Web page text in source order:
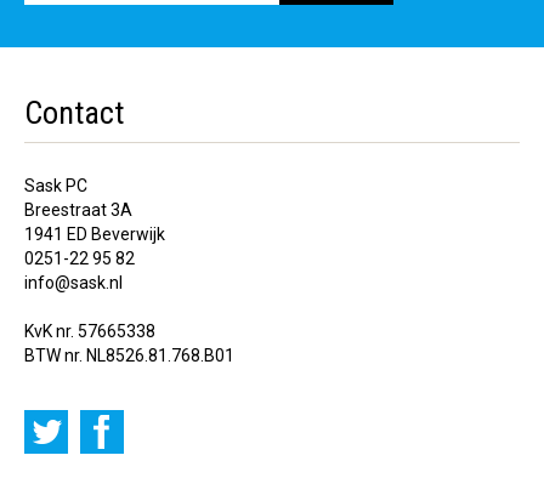
Contact
Sask PC
Breestraat 3A
1941 ED Beverwijk
0251-22 95 82
info@sask.nl
KvK nr. 57665338
BTW nr. NL8526.81.768.B01